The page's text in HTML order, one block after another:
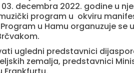
decembra 2022. godine u
program u okviru
u Hamu organuzuje
ugledni predstavnici
zemalja, predstavnici